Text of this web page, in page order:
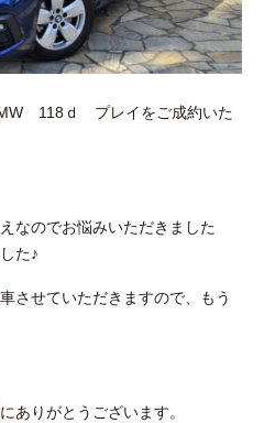
118ｄ プレイをご成約いた
なのでお悩みいただきました
た♪
させていただきますので、もう
ありがとうございます。